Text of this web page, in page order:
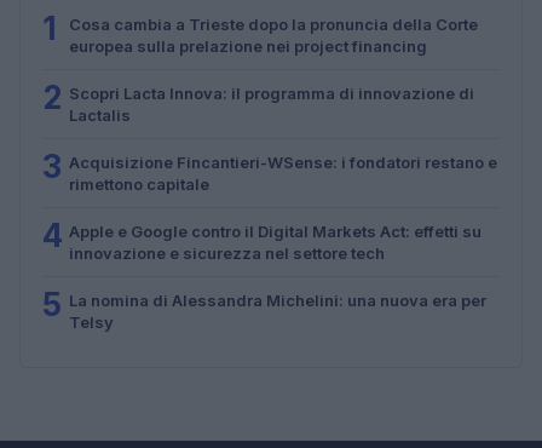
1
Cosa cambia a Trieste dopo la pronuncia della Corte
europea sulla prelazione nei project financing
2 Scopri Lacta Innova: il programma di innovazione di
Lactalis
3 Acquisizione Fincantieri-WSense: i fondatori restano e
rimettono capitale
4 Apple e Google contro il Digital Markets Act: effetti su
innovazione e sicurezza nel settore tech
5 La nomina di Alessandra Michelini: una nuova era per
Telsy